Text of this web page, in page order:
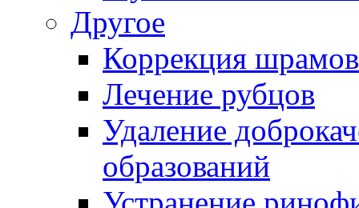
Другое
Коррекция
Лечение рубцов
Удаление
образований